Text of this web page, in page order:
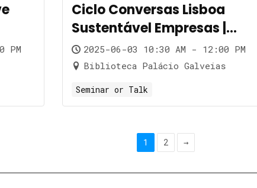
PM
Ciclo Conversas Lisboa
Sustentável Empresas |
Indicadores de
Circularidade: Medir para
Melhorar
2025-06-03 10:30 AM - 12:00 PM
Biblioteca Palácio Galveias
Seminar or Talk
1 2 →